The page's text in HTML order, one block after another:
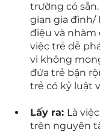
trường có
gian gia đình/
điệu và nhàm
việc trẻ dễ
vi không
đứa trẻ bận
trẻ có kỷ luật
Lấy ra: Là
trên nguyên